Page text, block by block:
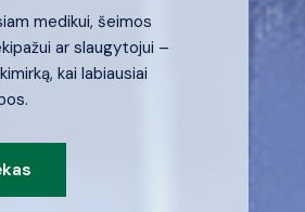
medikui, šeimos
ar slaugytojui –
kai labiausiai